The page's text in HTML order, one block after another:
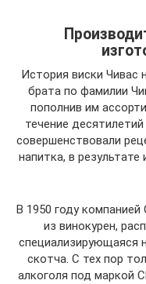
История виски Чивас
брата по фамилии
пополнив им
течение
совершенствовали
напитка, в
В 1950 году
из винокурен,
специализирующаяся
скотча. С тех пор
алкоголя под маркой